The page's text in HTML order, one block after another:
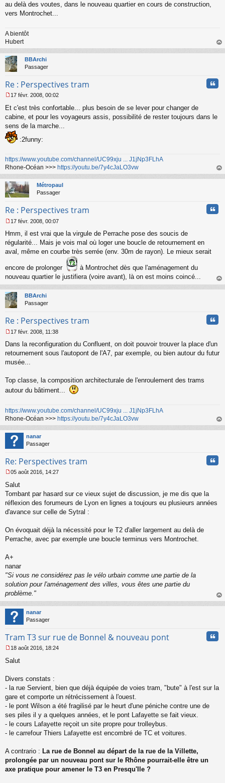
g
e
o
n
l
u
au delà des voutes, dans le nouveau quartier en cours de construction,
vers Montrochet...
A bientôt
Hubert
au
BBArchi
Passager
Re : Perspectives tram
e
s
a
g
o
n
u
17 févr. 2008, 00:02
Et c'est très confortable... plus besoin de se lever pour changer de
cabine, et pour les voyageurs assis, possibilité de rester toujours dans le
sens de la marche...
:2funny:
https://www.youtube.com/channel/UC99xju ... J1jNp3FLhA
Rhone-Océan >>> https://youtu.be/7y4cJaLO3vw
au
Métropaul
Passager
Re : Perspectives tram
e
s
s
e
n
n
l
u
17 févr. 2008, 00:07
Hmm, il est vrai que la virgule de Perrache pose des soucis de
régularité... Mais je vois mal où loger une boucle de retournement en
aval, même en courbe très serrée (env. 30m de rayon). Le mieux serait
encore de prolonger
à Montrochet dès que l'aménagement du
nouveau quartier le justifiera (voire avant), là on est moins coincé...
au
BBArchi
Passager
Re : Perspectives tram
e
s
s
e
n
l
u
17 févr. 2008, 11:38
Dans la reconfiguration du Confluent, on doit pouvoir trouver la place d'un
retournement sous l'autopont de l'A7, par exemple, ou bien autour du futur
musée...
Top classe, la composition architecturale de l'enroulement des trams
autour du bâtiment...
https://www.youtube.com/channel/UC99xju ... J1jNp3FLhA
Rhone-Océan >>> https://youtu.be/7y4cJaLO3vw
au
nanar
Passager
Re: Perspectives tram
e
s
s
g
n
o
u
05 août 2016, 14:27
Salut
Tombant par hasard sur ce vieux sujet de discussion, je me dis que la
réflexion des forumeurs de Lyon en lignes a toujours eu plusieurs années
d'avance sur celle de Sytral :
On évoquait déjà la nécessité pour le T2 d'aller largement au delà de
Perrache, avec par exemple une boucle terminus vers Montrochet.
A+
nanar
"Si vous ne considérez pas le vélo urbain comme une partie de la
solution pour l'aménagement des villes, vous êtes une partie du
problème."
au
nanar
Passager
Tram T3 sur rue de Bonnel & nouveau pont
e
s
g
e
n
o
n
u
18 août 2016, 18:24
Salut
Divers constats :
- la rue Servient, bien que déjà équipée de voies tram, "bute" à l'est sur la
gare et comporte un rétrécissement à l'ouest.
- le pont Wilson a été fragilisé par le heurt d'une péniche contre une de
ses piles il y a quelques années, et le pont Lafayette se fait vieux.
- le cours Lafayette reçoit un site propre pour trolleybus.
- le carrefour Thiers Lafayette est encombré de TC et voitures.
A contrario : La rue de Bonnel au départ de la rue de la Villette,
prolongée par un nouveau pont sur le Rhône pourrait-elle être un
axe pratique pour amener le T3 en Presqu'Ile ?